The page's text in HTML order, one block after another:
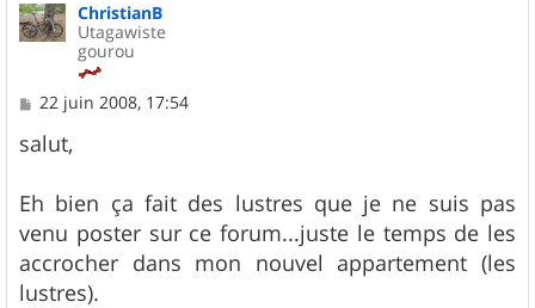
ChristianB
Utagawiste
gourou
M
s
s
g
e
22 juin 2008, 17:54
salut,
Eh bien ça fait des lustres que je ne suis pas
venu poster sur ce forum...juste le temps de les
accrocher dans mon nouvel appartement (les
lustres).